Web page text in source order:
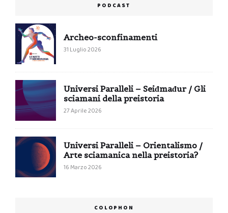
PODCAST
Archeo-sconfinamenti
31 Luglio 2026
Universi Paralleli – Seiđmađur / Gli
sciamani della preistoria
27 Aprile 2026
Universi Paralleli – Orientalismo /
Arte sciamanica nella preistoria?
16 Marzo 2026
COLOPHON